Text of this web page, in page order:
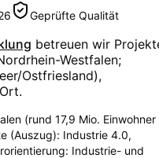
Geprüfte Qualität
betreuen wir
Westfalen;
Ostfriesland),
(rund 17,9 Mio. Einwohner
(Auszug): Industrie 4.0,
Industrie- und